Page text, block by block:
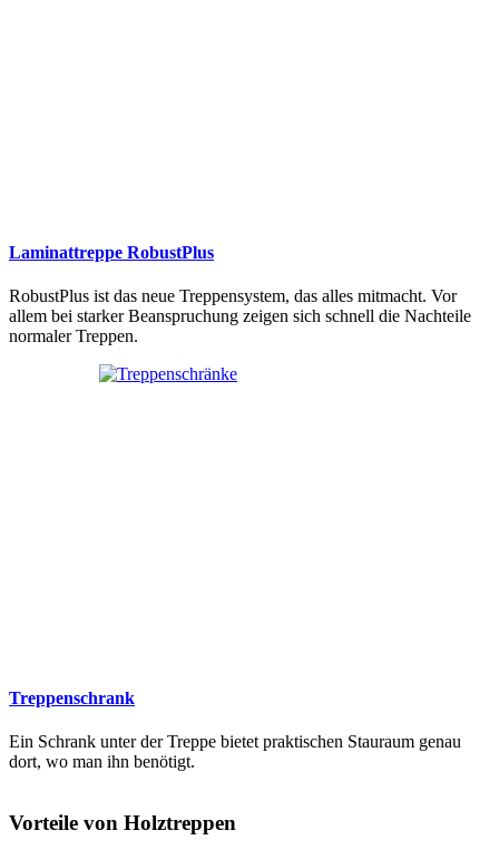
Laminattreppe RobustPlus
RobustPlus ist das neue Treppensystem, das alles mitmacht. Vor
allem bei starker Beanspruchung zeigen sich schnell die Nachteile
normaler Treppen.
Treppenschrank
Ein Schrank unter der Treppe bietet praktischen Stauraum genau
dort, wo man ihn benötigt.
Vorteile von Holztreppen